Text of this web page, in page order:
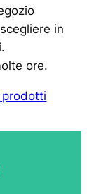
in
ore.